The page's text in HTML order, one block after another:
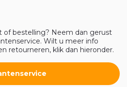
of bestelling? Neem dan gerust
Wilt u meer info
retourneren, klik dan hieronder.